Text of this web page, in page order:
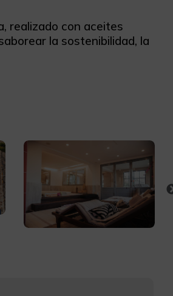
realizado con aceites
la sostenibilidad, la